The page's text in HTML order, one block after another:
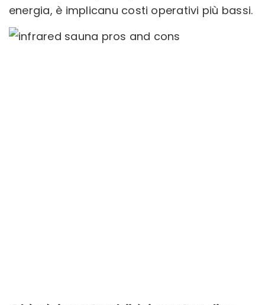
energia, è implicanu costi operativi più bassi.